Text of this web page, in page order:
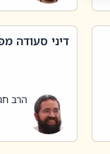
דיני סעודה
הרב